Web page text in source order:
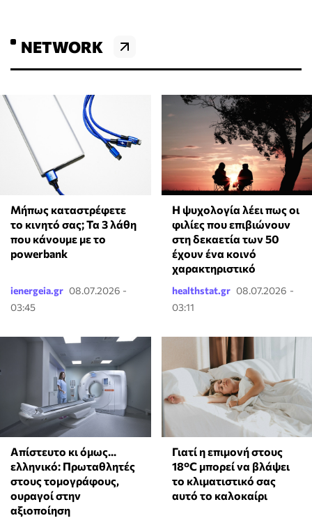
NETWORK
Μήπως καταστρέφετε
το κινητό σας; Τα 3 λάθη
που κάνουμε με το
powerbank
ienergeia.gr 08.07.2026 -
03:45
⁠Η ψυχολογία λέει πως οι
φιλίες που επιβιώνουν
στη δεκαετία των 50
έχουν ένα κοινό
χαρακτηριστικό
healthstat.gr 08.07.2026 -
03:11
Απίστευτο κι όμως...
ελληνικό: Πρωταθλητές
στους τομογράφους,
ουραγοί στην
αξιοποίηση
Γιατί η επιμονή στους
18°C μπορεί να βλάψει
το κλιματιστικό σας
αυτό το καλοκαίρι